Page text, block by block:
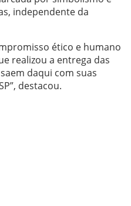
independente da
ético e humano
realizou a entrega das
daqui com suas
destacou.